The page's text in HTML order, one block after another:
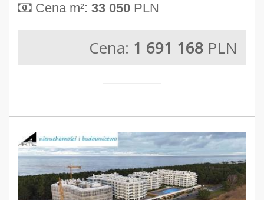
Cena m²: 33 050 PLN
Cena: 1 691 168 PLN